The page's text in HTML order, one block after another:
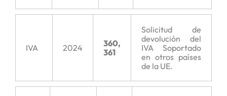
IVA 2024
360,
361
Solicitud de
devolución del
IVA Soportado
en otros países
de la UE.